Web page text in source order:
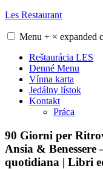
Skip
content
Les Restaurant
Menu + × expanded
Reštaurácia LES
Denné Menu
Vínna karta
Jedálny lístok
Kontakt
Práca
90 Giorni per
Ansia &
quotidiana | Libri